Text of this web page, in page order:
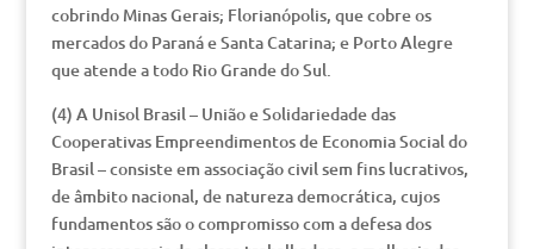
cobrindo Minas Gerais; Florianópolis, que cobre os
mercados do Paraná e Santa Catarina; e Porto Alegre
que atende a todo Rio Grande do Sul.
(4) A Unisol Brasil – União e Solidariedade das
Cooperativas Empreendimentos de Economia Social do
Brasil – consiste em associação civil sem fins lucrativos,
de âmbito nacional, de natureza democrática, cujos
fundamentos são o compromisso com a defesa dos